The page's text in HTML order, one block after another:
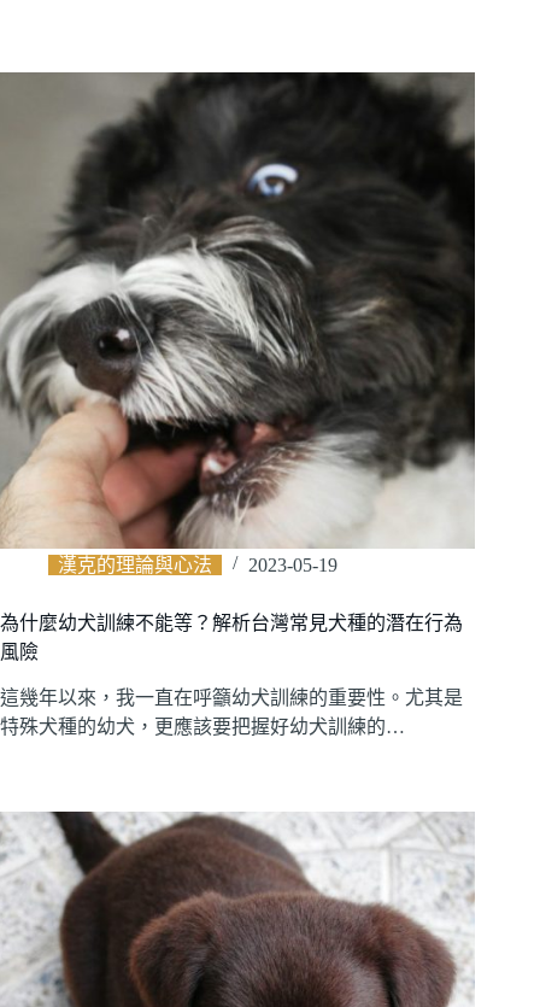
漢克的理論與心法 2023-05-19
為什麼幼犬訓練不能等？解析台灣常見犬種的潛在行為
風險
這幾年以來，我一直在呼籲幼犬訓練的重要性。尤其是
特殊犬種的幼犬，更應該要把握好幼犬訓練的…